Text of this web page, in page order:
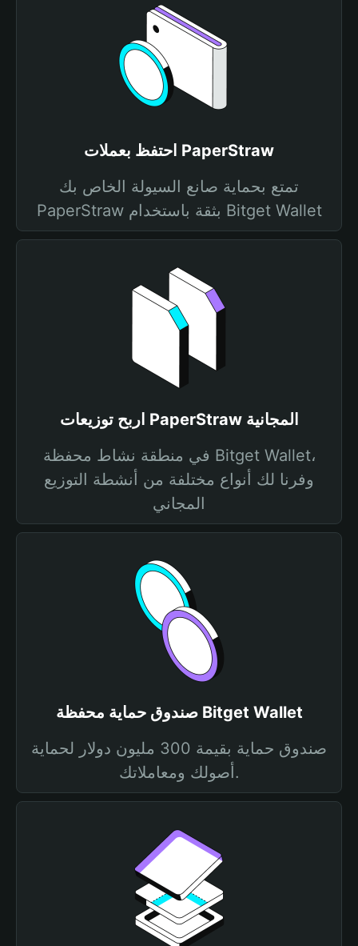
احتفظ بعملات PaperStraw
تمتع بحماية صانع السيولة الخاص بك
PaperStraw بثقة باستخدام Bitget Wallet
اربح توزيعات PaperStraw المجانية
في منطقة نشاط محفظة Bitget Wallet،
وفرنا لك أنواع مختلفة من أنشطة التوزيع
المجاني
صندوق حماية محفظة Bitget Wallet
صندوق حماية بقيمة 300 مليون دولار لحماية
أصولك ومعاملاتك.